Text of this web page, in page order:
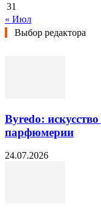
31
« Июл
Выбор редактора
Byredo:
парфюмерии
24.07.2026